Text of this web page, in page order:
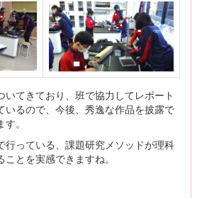
いてきており、班で協力してレポート
いるので、今後、秀逸な作品を披露で
。
行っている、課題研究メソッドが理科
とを実感できますね。